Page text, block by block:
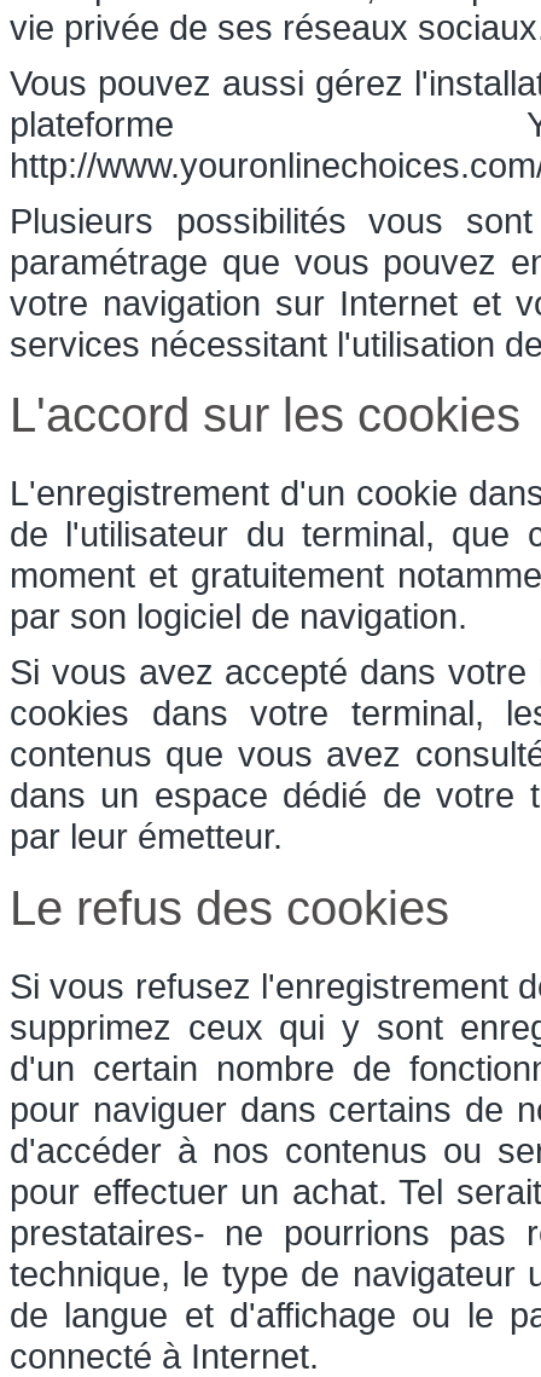
vie privée de ses réseaux
Vous pouvez aussi gérez
plateforme
http://
Plusieurs possibilités vous
paramétrage que vous pouvez
votre navigation sur Internet et
services nécessitant l'utilisation
L'accord sur les cookies
L'enregistrement d'un cookie
de l'utilisateur du terminal, que
moment et gratuitement
par son logiciel de navigation.
Si vous avez accepté dans
cookies dans votre terminal,
contenus que vous avez
dans un espace dédié de votre
par leur émetteur.
Le refus des cookies
Si vous refusez l'enregistrement
supprimez ceux qui y sont
d'un certain nombre de
pour naviguer dans certains de
d'accéder à nos contenus ou
pour effectuer un achat. Tel
prestataires- ne pourrions pas
technique, le type de navigateur
de langue et d'affichage ou le
connecté à Internet.